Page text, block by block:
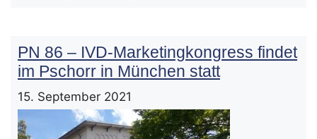
PN 86 – IVD-Marketingkongress findet
im Pschorr in München statt
15. September 2021